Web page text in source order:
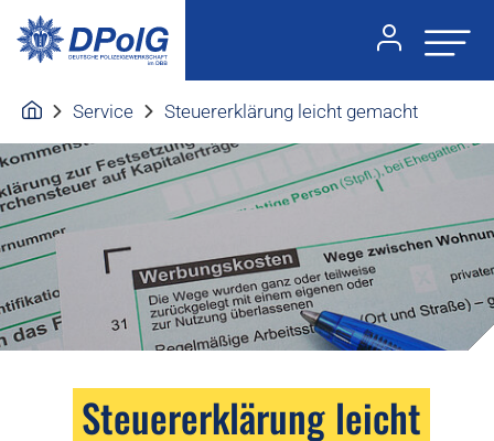
Service Steuererklärung leicht gemacht
Steuererklärung leicht